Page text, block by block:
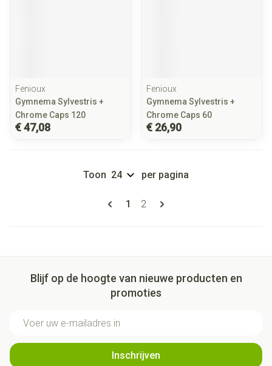
Fenioux
Gymnema Sylvestris +
Chrome Caps 120
€ 47,08
Fenioux
Gymnema Sylvestris +
Chrome Caps 60
€ 26,90
Pagina's
U lees momenteel pagina
1 Pagina
2
Toon per pagina
Blijf op de hoogte van nieuwe producten en
promoties
Inschrijven